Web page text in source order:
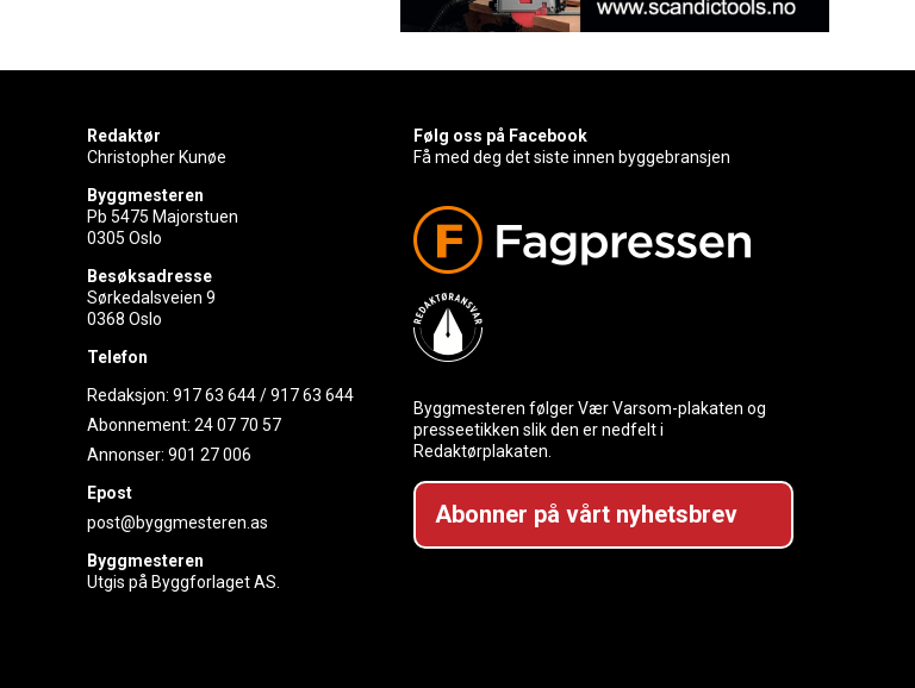
Redaktør
Christopher Kunøe
Byggmesteren
Pb 5475 Majorstuen
0305 Oslo
Besøksadresse
Sørkedalsveien 9
0368 Oslo
Telefon
Redaksjon:917 63 644/917 63 644
Abonnement:24 07 70 57
Annonser:901 27 006
Epost
post@byggmesteren.as
Byggmesteren
Utgis på Byggforlaget AS.
Følg oss på Facebook
Få med deg det siste innen byggebransjen
Byggmesteren følger Vær Varsom-plakaten og
presseetikken slik den er nedfelt i
Redaktørplakaten.
Abonner på vårt nyhetsbrev